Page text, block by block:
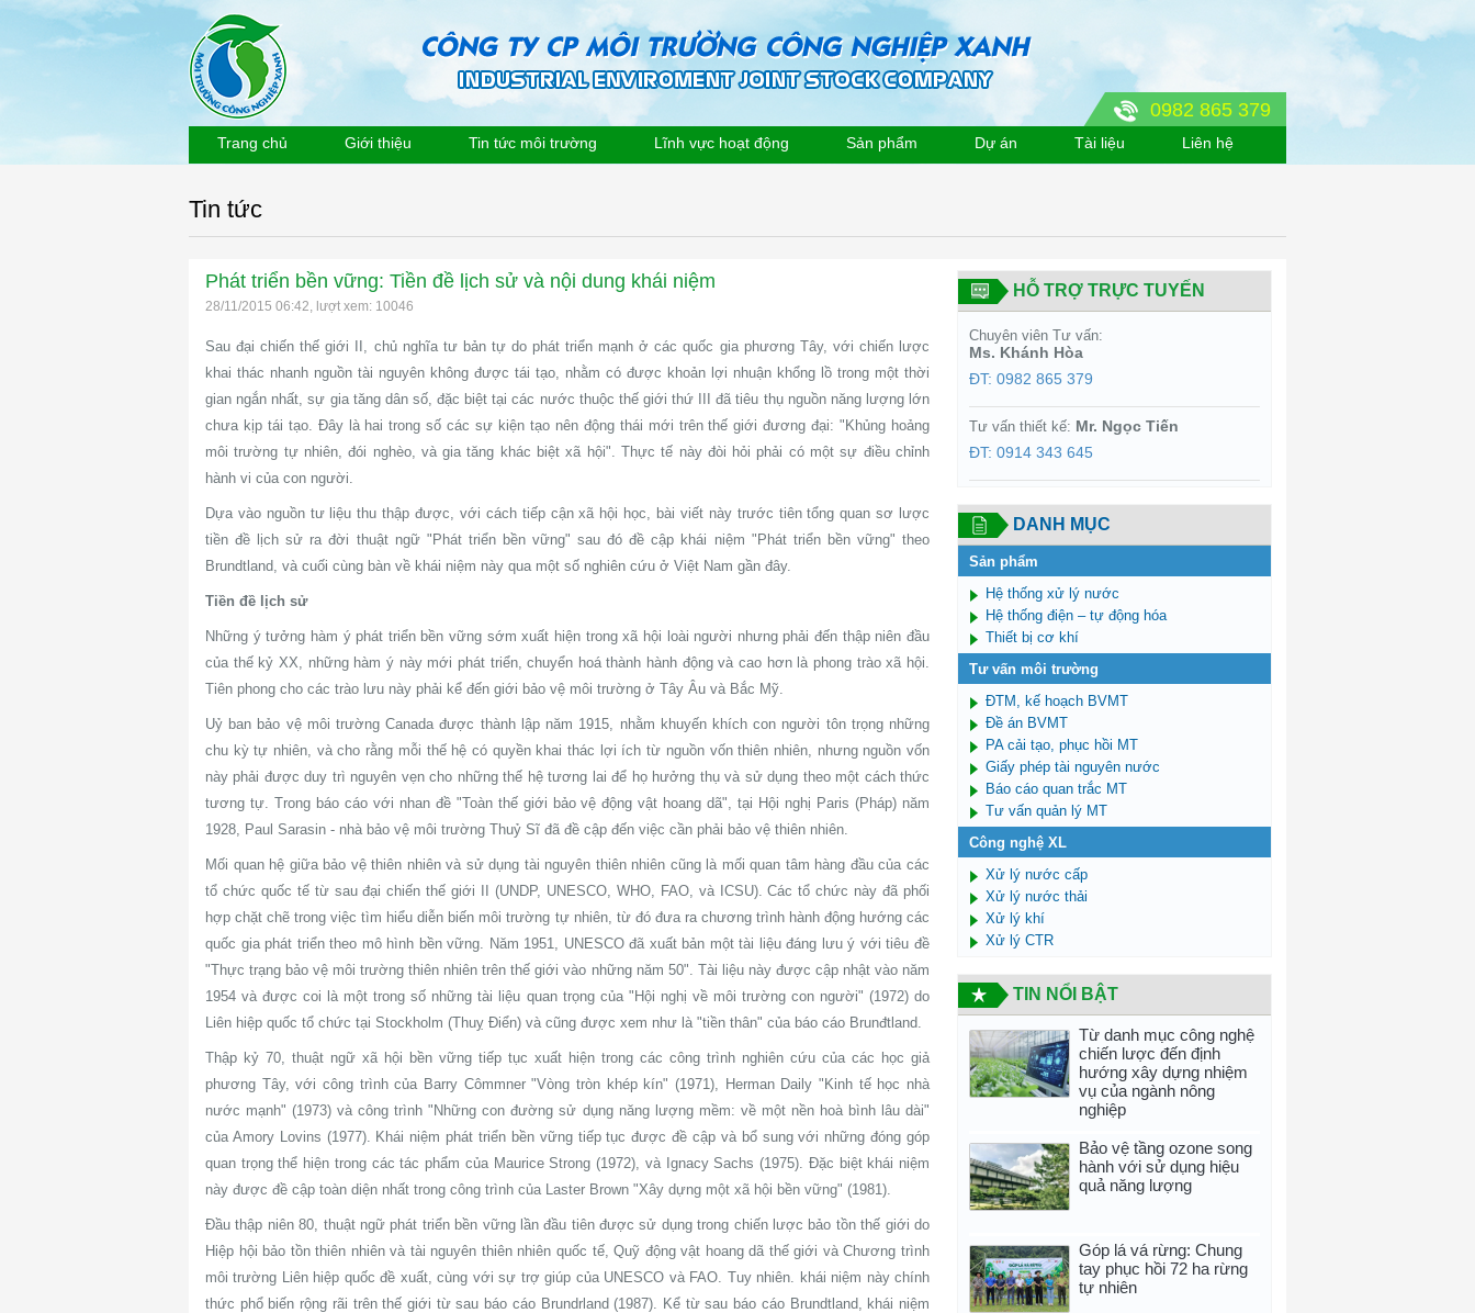
0982 865 379
Trang chủ Giới thiệu Tin tức môi trường Lĩnh vực hoạt động Sản phẩm Dự án Tài liệu Liên hệ
Tin tức
Phát triển bền vững: Tiền đề lịch sử và nội dung khái niệm
28/11/2015 06:42, lượt xem: 10046
Sau đại chiến thế giới II, chủ nghĩa tư bản tự do phát triển mạnh ở các quốc gia phương Tây, với chiến lược
khai thác nhanh nguồn tài nguyên không được tái tạo, nhằm có được khoản lợi nhuận khổng lồ trong một thời
gian ngắn nhất, sự gia tăng dân số, đặc biệt tại các nước thuộc thế giới thứ III đã tiêu thụ nguồn năng lượng lớn
chưa kịp tái tạo. Đây là hai trong số các sự kiện tạo nên động thái mới trên thế giới đương đại: "Khủng hoảng
môi trường tự nhiên, đói nghèo, và gia tăng khác biệt xã hội". Thực tế này đòi hỏi phải có một sự điều chỉnh
hành vi của con người.
Dựa vào nguồn tư liệu thu thập được, với cách tiếp cận xã hội học, bài viết này trước tiên tổng quan sơ lược
tiền đề lịch sử ra đời thuật ngữ "Phát triển bền vững" sau đó đề cập khái niệm "Phát triển bền vững" theo
Brundtland, và cuối cùng bàn về khái niệm này qua một số nghiên cứu ở Việt Nam gần đây.
Tiền đề lịch sử
Những ý tưởng hàm ý phát triển bền vững sớm xuất hiện trong xã hội loài người nhưng phải đến thập niên đầu
của thế kỷ XX, những hàm ý này mới phát triển, chuyển hoá thành hành động và cao hơn là phong trào xã hội.
Tiên phong cho các trào lưu này phải kể đến giới bảo vệ môi trường ở Tây Âu và Bắc Mỹ.
Uỷ ban bảo vệ môi trường Canada được thành lập năm 1915, nhằm khuyến khích con người tôn trọng những
chu kỳ tự nhiên, và cho rằng mỗi thế hệ có quyền khai thác lợi ích từ nguồn vốn thiên nhiên, nhưng nguồn vốn
này phải được duy trì nguyên vẹn cho những thế hệ tương lai để họ hưởng thụ và sử dụng theo một cách thức
tương tự. Trong báo cáo với nhan đề "Toàn thế giới bảo vệ động vật hoang dã", tại Hội nghị Paris (Pháp) năm
1928, Paul Sarasin - nhà bảo vệ môi trường Thuỷ Sĩ đã đề cập đến việc cần phải bảo vệ thiên nhiên.
Mối quan hệ giữa bảo vệ thiên nhiên và sử dụng tài nguyên thiên nhiên cũng là mối quan tâm hàng đầu của các
tổ chức quốc tế từ sau đại chiến thế giới II (UNDP, UNESCO, WHO, FAO, và ICSU). Các tổ chức này đã phối
hợp chặt chẽ trong việc tìm hiểu diễn biến môi trường tự nhiên, từ đó đưa ra chương trình hành động hướng các
quốc gia phát triển theo mô hình bền vững. Năm 1951, UNESCO đã xuất bản một tài liệu đáng lưu ý với tiêu đề
"Thực trạng bảo vệ môi trường thiên nhiên trên thế giới vào những năm 50". Tài liệu này được cập nhật vào năm
1954 và được coi là một trong số những tài liệu quan trọng của "Hội nghị về môi trường con người" (1972) do
Liên hiệp quốc tổ chức tại Stockholm (Thuỵ Điển) và cũng được xem như là "tiền thân" của báo cáo Brunđtland.
Thập kỷ 70, thuật ngữ xã hội bền vững tiếp tục xuất hiện trong các công trình nghiên cứu của các học giả
phương Tây, với công trình của Barry Cômmner "Vòng tròn khép kín" (1971), Herman Daily "Kinh tế học nhà
nước mạnh" (1973) và công trình "Những con đường sử dụng năng lượng mềm: về một nền hoà bình lâu dài"
của Amory Lovins (1977). Khái niệm phát triển bền vững tiếp tục được đề cập và bổ sung với những đóng góp
quan trọng thể hiện trong các tác phẩm của Maurice Strong (1972), và Ignacy Sachs (1975). Đặc biệt khái niệm
này được đề cập toàn diện nhất trong công trình của Laster Brown "Xây dựng một xã hội bền vững" (1981).
Đầu thập niên 80, thuật ngữ phát triển bền vững lần đầu tiên được sử dụng trong chiến lược bảo tồn thế giới do
Hiệp hội bảo tồn thiên nhiên và tài nguyên thiên nhiên quốc tế, Quỹ động vật hoang dã thế giới và Chương trình
môi trường Liên hiệp quốc đề xuất, cùng với sự trợ giúp của UNESCO và FAO. Tuy nhiên. khái niệm này chính
thức phổ biến rộng rãi trên thế giới từ sau báo cáo Brundrland (1987). Kể từ sau báo cáo Brundtland, khái niệm
HỖ TRỢ TRỰC TUYẾN
Chuyên viên Tư vấn:
Ms. Khánh Hòa
ĐT: 0982 865 379
Tư vấn thiết kế: Mr. Ngọc Tiến
ĐT: 0914 343 645
DANH MỤC
Sản phẩm
Hệ thống xử lý nước
Hệ thống điện – tự động hóa
Thiết bị cơ khí
Tư vấn môi trường
ĐTM, kế hoạch BVMT
Đề án BVMT
PA cải tạo, phục hồi MT
Giấy phép tài nguyên nước
Báo cáo quan trắc MT
Tư vấn quản lý MT
Công nghệ XL
Xử lý nước cấp
Xử lý nước thải
Xử lý khí
Xử lý CTR
TIN NỔI BẬT
Từ danh mục công nghệ
chiến lược đến định
hướng xây dựng nhiệm
vụ của ngành nông
nghiệp
Bảo vệ tầng ozone song
hành với sử dụng hiệu
quả năng lượng
Góp lá vá rừng: Chung
tay phục hồi 72 ha rừng
tự nhiên